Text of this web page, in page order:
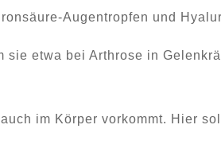
Augentropfen und
sie etwa bei Arthrose in
im Körper vorkommt. Hier